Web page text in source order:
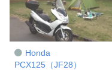
Honda
PCX125（JF28）